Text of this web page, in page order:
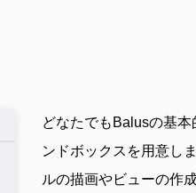
どなたでもBalusの基
ンドボックスを用意し
ルの描画やビューの作